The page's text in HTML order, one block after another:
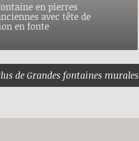
en pierres
avec tête de
en fonte
de Grandes fontaines murales